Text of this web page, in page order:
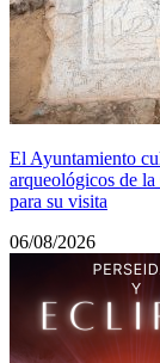
El Ayuntamiento
arqueológicos de
para su visita
06/08/2026